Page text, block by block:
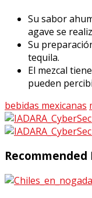
Su sabor
agave se
Su
tequila.
El mezcal
pueden
bebidas mexicanas
Recommended